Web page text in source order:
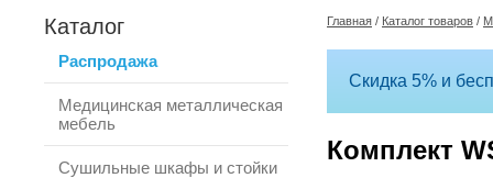
Каталог
Распродажа
Медицинская металлическая
мебель
Сушильные шкафы и стойки
Главная / Каталог товаров /
Скидка 5% и
Комплект